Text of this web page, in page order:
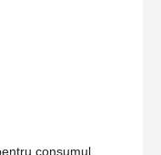
consumul